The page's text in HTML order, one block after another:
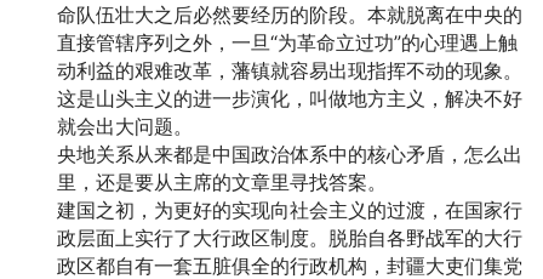
命队伍壮大之后必然要经历的阶段。本就脱离在中央的
直接管辖序列之外，一旦“为革命立过功”的心理遇上触
动利益的艰难改革，藩镇就容易出现指挥不动的现象。
这是山头主义的进一步演化，叫做地方主义，解决不好
就会出大问题。
央地关系从来都是中国政治体系中的核心矛盾，怎么出
里，还是要从主席的文章里寻找答案。
建国之初，为更好的实现向社会主义的过渡，在国家行
政层面上实行了大行政区制度。脱胎自各野战军的大行
政区都自有一套五脏俱全的行政机构，封疆大吏们集党